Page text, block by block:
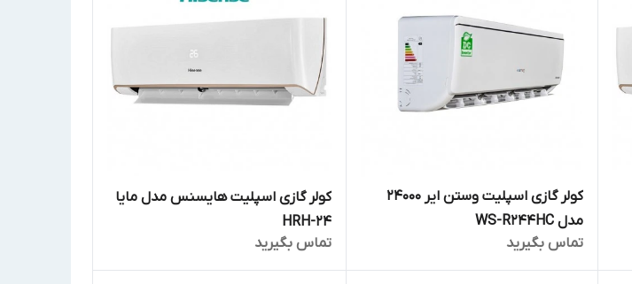
کولر گازی اسپلیت وستن ایر 24000
مدل WS-R244HC
تماس بگیرید
کولر گازی اسپلیت هایسنس مدل مایا
HRH-24
تماس بگیرید